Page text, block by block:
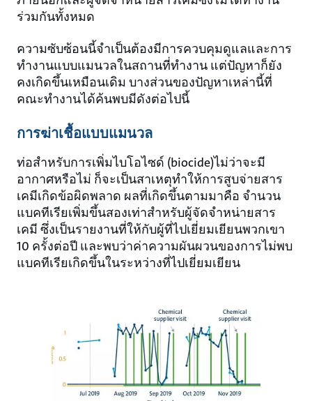
ร่วมกันทั้งหมด
ความซับซ้อนนี้จำเป็นต้องมีการควบคุมดูแลและการ
ทำงานแบบแมนวลในสถานที่ทำงาน แต่ปัญหาก็ยัง
คงเกิดขึ้นเหมือนเดิม บางส่วนของปัญหาเหล่านี้ที่
คณะทำงานได้ค้นพบมีดังต่อไปนี้
การฆ่าเชื้อแบบแมนวล
ท่อสำหรับการเพิ่มไบโอไซด์ (biocide)ไม่ว่าจะมี
อากาศหรือไม่ ก็จะเป็นสาเหตุทำให้การสูบจ่ายสาร
เคมีเกิดข้อผิดพลาด ผลที่เกิดขึ้นตามมาคือ จำนวน
แบคทีเรียเพิ่มขึ้นสองเท่าสำหรับผู้จัดจำหน่ายสาร
เคมี ซึ่งเป็นรายงานที่ให้กับผู้ที่ไปเยี่ยมเยียนพวกเขา
10 ครั้งต่อปี และพบว่าค่าความผันผวนของการไม่พบ
แบคทีเรียเกิดขึ้นในระหว่างที่ไปเยี่ยมเยียน